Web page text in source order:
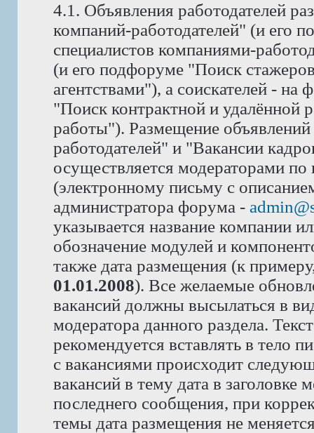
4.1. Объявления работодателей
компаний-работодателей" (и его
специалистов компаниями-
(и его подфоруме "Поиск
агентствами"), а соискателей -
"Поиск контрактной и удалённой
работы"). Размещение
работодателей" и "Вакансии
осуществляется модераторами
(электронному письму с
администратора форума -
указывается название компании
обозначение модулей и
также дата размещения (к
01.01.2008). Все желаемые
вакансий должны высылаться в
модератора данного раздела.
рекомендуется вставлять в тело
с вакансиями происходит
вакансий в тему дата в заголовке
последнего сообщения, при
темы дата размещения не